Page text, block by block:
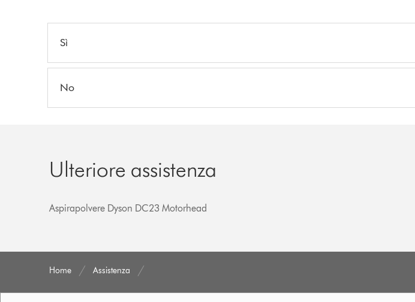
Sì
No
Ulteriore assistenza
Aspirapolvere Dyson DC23 Motorhead
Home Assistenza